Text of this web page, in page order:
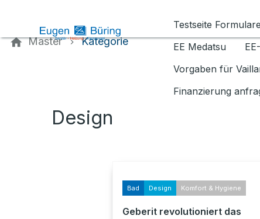
Testseite Formulare
EE Medatsu
Vorgaben für
Finanzierung
Master Kategorie
Design
Bad Design Komfort & Hygiene
Geberit revolutioniert das